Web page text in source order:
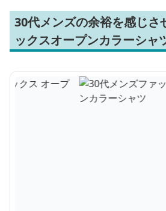
30代メンズの余裕を感じさ
ックスオープンカラーシャ